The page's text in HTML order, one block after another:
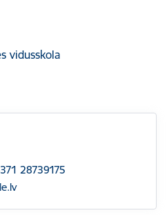
vidusskola
28739175